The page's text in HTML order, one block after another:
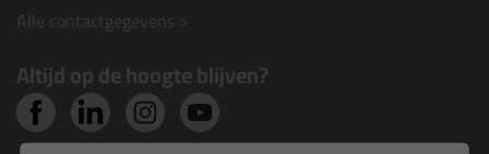
Alle contactgegevens >
Altijd op de hoogte blijven?